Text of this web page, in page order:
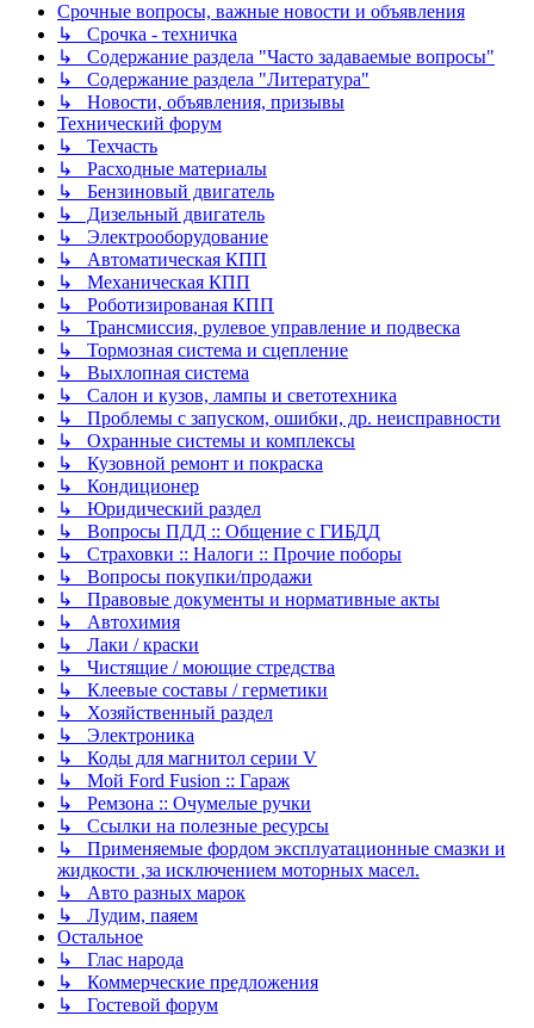
Срочные вопросы, важные новости и объявления
↳ Срочка - техничка
↳ Содержание раздела "Часто задаваемые вопросы"
↳ Содержание раздела "Литература"
↳ Новости, объявления, призывы
Технический форум
↳ Техчасть
↳ Расходные материалы
↳ Бензиновый двигатель
↳ Дизельный двигатель
↳ Электрооборудование
↳ Автоматическая КПП
↳ Механическая КПП
↳ Роботизированая КПП
↳ Трансмиссия, рулевое управление и подвеска
↳ Тормозная система и сцепление
↳ Выхлопная система
↳ Салон и кузов, лампы и светотехника
↳ Проблемы с запуском, ошибки, др. неисправности
↳ Охранные системы и комплексы
↳ Кузовной ремонт и покраска
↳ Кондиционер
↳ Юридический раздел
↳ Вопросы ПДД :: Общение с ГИБДД
↳ Страховки :: Налоги :: Прочие поборы
↳ Вопросы покупки/продажи
↳ Правовые документы и нормативные акты
↳ Автохимия
↳ Лаки / краски
↳ Чистящие / моющие стредства
↳ Клеевые составы / герметики
↳ Хозяйственный раздел
↳ Электроника
↳ Коды для магнитол серии V
↳ Мой Ford Fusion :: Гараж
↳ Ремзона :: Очумелые ручки
↳ Ссылки на полезные ресурсы
↳ Применяемые фордом эксплуатационные смазки и
жидкости ,за исключением моторных масел.
↳ Авто разных марок
↳ Лудим, паяем
Остальное
↳ Глас народа
↳ Коммерческие предложения
↳ Гостевой форум